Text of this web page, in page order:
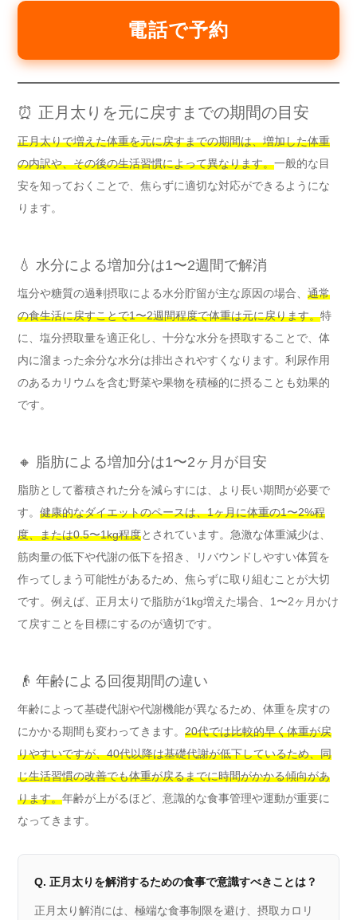
電話で予約
⏰ 正月太りを元に戻すまでの期間の目安
正月太りで増えた体重を元に戻すまでの期間は、増加した体重
の内訳や、その後の生活習慣によって異なります。一般的な目
安を知っておくことで、焦らずに適切な対応ができるようにな
ります。
💧 水分による増加分は1〜2週間で解消
塩分や糖質の過剰摂取による水分貯留が主な原因の場合、 通常
の食生活に戻すことで1〜2週間程度で体重は元に戻ります。特
に、塩分摂取量を適正化し、十分な水分を摂取することで、体
内に溜まった余分な水分は排出されやすくなります。利尿作用
のあるカリウムを含む野菜や果物を積極的に摂ることも効果的
です。
🔸 脂肪による増加分は1〜2ヶ月が目安
脂肪として蓄積された分を減らすには、より長い期間が必要で
す。 健康的なダイエットのペースは、1ヶ月に体重の1〜2%程
度、または0.5〜1kg程度とされています。急激な体重減少は、
筋肉量の低下や代謝の低下を招き、リバウンドしやすい体質を
作ってしまう可能性があるため、焦らずに取り組むことが大切
です。例えば、正月太りで脂肪が1kg増えた場合、1〜2ヶ月かけ
て戻すことを目標にするのが適切です。
👴 年齢による回復期間の違い
年齢によって基礎代謝や代謝機能が異なるため、体重を戻すの
にかかる期間も変わってきます。 20代では比較的早く体重が戻
りやすいですが、40代以降は基礎代謝が低下しているため、同
じ生活習慣の改善でも体重が戻るまでに時間がかかる傾向があ
ります。年齢が上がるほど、意識的な食事管理や運動が重要に
なってきます。
Q. 正月太りを解消するための食事で意識すべきことは？
正月太り解消には、極端な食事制限を避け、摂取カロリ